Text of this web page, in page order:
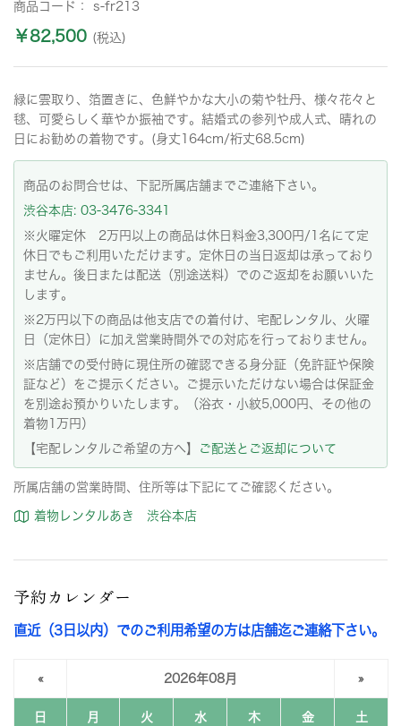
商品コード： s-fr213
￥82,500 (税込)
緑に雲取り、箔置きに、色鮮やかな大小の菊や牡丹、様々花々と
毬、可愛らしく華やか振袖です。結婚式の参列や成人式、晴れの
日にお勧めの着物です。(身丈164cm/裄丈68.5cm)
商品のお問合せは、下記所属店舗までご連絡下さい。
渋谷本店: 03-3476-3341
※火曜定休 2万円以上の商品は休日料金3,300円/1名にて定
休日でもご利用いただけます。定休日の当日返却は承っており
ません。後日または配送（別途送料）でのご返却をお願いいた
します。
※2万円以下の商品は他支店での着付け、宅配レンタル、火曜
日（定休日）に加え営業時間外での対応を行っておりません。
※店舗での受付時に現住所の確認できる身分証（免許証や保険
証など）をご提示ください。ご提示いただけない場合は保証金
を別途お預かりいたします。（浴衣・小紋5,000円、その他の
着物1万円）
【宅配レンタルご希望の方へ】
ご配送とご返却について
所属店舗の営業時間、住所等は下記にてご確認ください。
着物レンタルあき 渋谷本店
予約カレンダー
直近（3日以内）でのご利用希望の方は店舗迄ご連絡下さい。
« 2026年08月 »
日 月 火 水 木 金 土